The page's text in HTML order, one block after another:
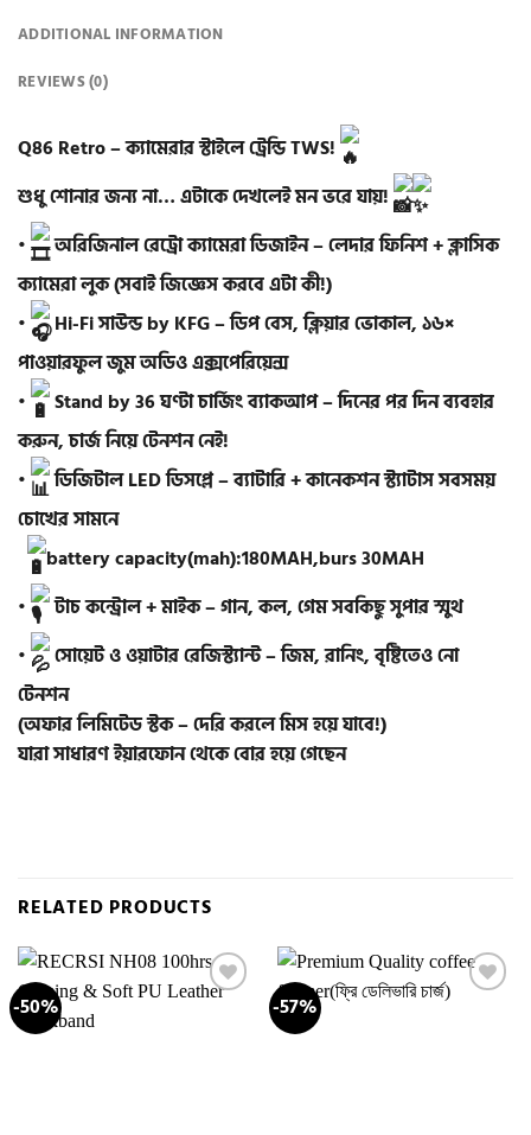
ADDITIONAL INFORMATION
REVIEWS (0)
Q86 Retro – ক্যামেরার স্টাইলে ট্রেন্ডি TWS!
শুধু শোনার জন্য না… এটাকে দেখলেই মন ভরে যায়!
•
অরিজিনাল রেট্রো ক্যামেরা ডিজাইন – লেদার ফিনিশ + ক্লাসিক
ক্যামেরা লুক (সবাই জিজ্ঞেস করবে এটা কী!)
•
Hi-Fi সাউন্ড by KFG – ডিপ বেস, ক্লিয়ার ভোকাল, ১৬×
পাওয়ারফুল জুম অডিও এক্সপেরিয়েন্স
•
Stand by 36 ঘণ্টা চার্জিং ব্যাকআপ – দিনের পর দিন ব্যবহার
করুন, চার্জ নিয়ে টেনশন নেই!
•
ডিজিটাল LED ডিসপ্লে – ব্যাটারি + কানেকশন স্ট্যাটাস সবসময়
চোখের সামনে
battery capacity(mah):180MAH,burs 30MAH
•
টাচ কন্ট্রোল + মাইক – গান, কল, গেম সবকিছু সুপার স্মুথ
•
সোয়েট ও ওয়াটার রেজিস্ট্যান্ট – জিম, রানিং, বৃষ্টিতেও নো
টেনশন
(অফার লিমিটেড স্টক – দেরি করলে মিস হয়ে যাবে!)
যারা সাধারণ ইয়ারফোন থেকে বোর হয়ে গেছেন
RELATED PRODUCTS
-50% -57%